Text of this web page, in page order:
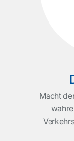
Macht